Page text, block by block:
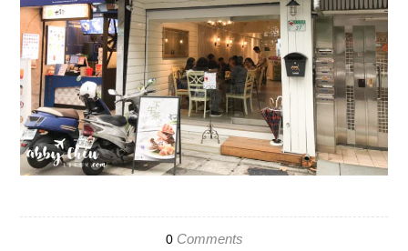
0Comments